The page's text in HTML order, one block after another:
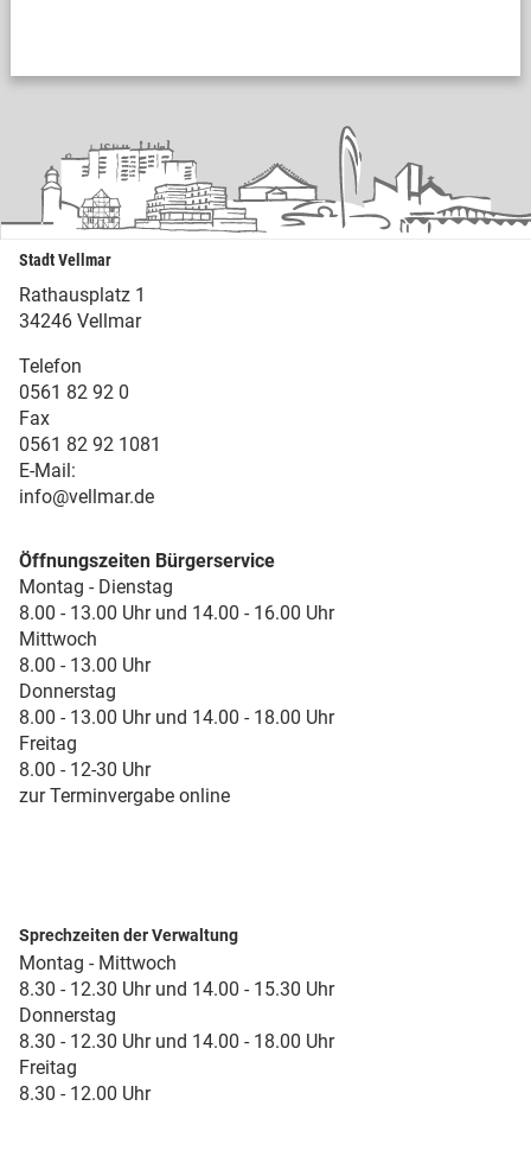
Stadt Vellmar
Rathausplatz 1
34246 Vellmar
Telefon
0561 82 92 0
Fax
0561 82 92 1081
E-Mail:
info@vellmar.de
Öffnungszeiten Bürgerservice
Montag - Dienstag
8.00 - 13.00 Uhr und 14.00 - 16.00 Uhr
Mittwoch
8.00 - 13.00 Uhr
Donnerstag
8.00 - 13.00 Uhr und 14.00 - 18.00 Uhr
Freitag
8.00 - 12-30 Uhr
zur Terminvergabe online
Sprechzeiten der Verwaltung
Montag - Mittwoch
8.30 - 12.30 Uhr und 14.00 - 15.30 Uhr
Donnerstag
8.30 - 12.30 Uhr und 14.00 - 18.00 Uhr
Freitag
8.30 - 12.00 Uhr